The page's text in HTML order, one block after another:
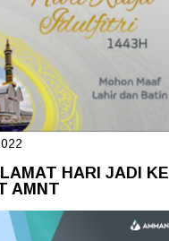
HARI JADI KE
AMNT